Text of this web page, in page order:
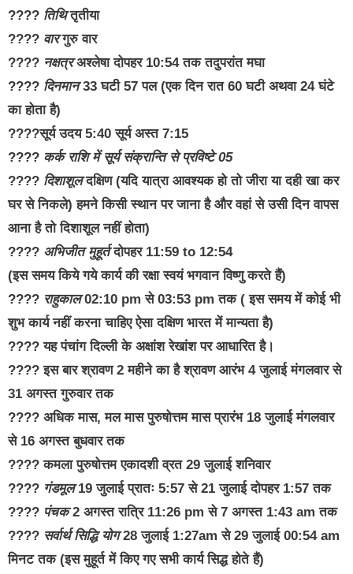
???? तिथितृतीया
???? वारगुरु वार
???? नक्षत्रअश्लेषा दोपहर 10:54 तक तदुपरांत मघा
???? दिनमान33 घटी 57 पल (एक दिन रात 60 घटी अथवा 24 घंटे
का होता है)
????सूर्य उदय 5:40 सूर्य अस्त 7:15
???? कर्क राशि में सूर्य संक्रान्ति से प्रविष्टे 05
???? दिशाशूलदक्षिण (यदि यात्रा आवश्यक हो तो जीरा या दही खा कर
घर से निकले) हमने किसी स्थान पर जाना है और वहां से उसी दिन वापस
आना है तो दिशाशूल नहीं होता)
???? अभिजीत मुहूर्तदोपहर 11:59 to 12:54
(इस समय किये गये कार्य की रक्षा स्वयं भगवान विष्णु करते हैं)
???? राहुकाल02:10 pm से 03:53 pm तक ( इस समय में कोई भी
शुभ कार्य नहीं करना चाहिए ऐसा दक्षिण भारत में मान्यता है)
???? यह पंचांग दिल्ली के अक्षांश रेखांश पर आधारित है।
???? इस बार श्रावण 2 महीने का है श्रावण आरंभ 4 जुलाई मंगलवार से
31 अगस्त गुरुवार तक
???? अधिक मास, मल मास पुरुषोत्तम मास प्रारंभ 18 जुलाई मंगलवार
से 16 अगस्त बुधवार तक
???? कमला पुरुषोत्तम एकादशी व्रत 29 जुलाई शनिवार
???? गंडमूल19 जुलाई प्रातः 5:57 से 21 जुलाई दोपहर 1:57 तक
???? पंचक2 अगस्त रात्रि 11:26 pm से 7 अगस्त 1:43 am तक
???? सर्वार्थ सिद्धि योग28 जुलाई 1:27am से 29 जुलाई 00:54 am
मिनट तक (इस मुहूर्त में किए गए सभी कार्य सिद्ध होते हैं)